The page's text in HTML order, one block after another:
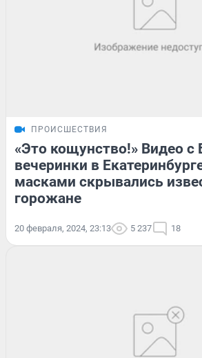
ПРОИСШЕСТВИЯ
«Это кощунство!» Видео
вечеринки в
масками скрывались
горожане
20 февраля, 2024, 23:13 5 237 18